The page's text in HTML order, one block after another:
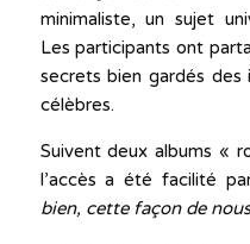
minimaliste, un sujet
Les participants ont
secrets bien gardés des
célèbres.
Suivent deux albums «
l’accès a été facilité
bien, cette façon de